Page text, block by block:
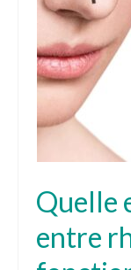
Quelle
entre